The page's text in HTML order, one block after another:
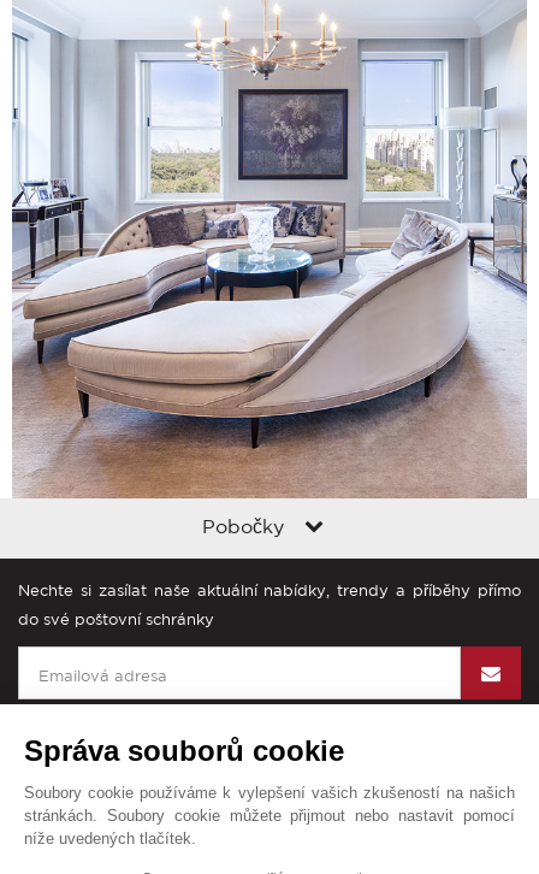
Pobočky
Nechte si zasílat naše aktuální nabídky, trendy a příběhy přímo
do své poštovní schránky
John Taylor na světě
Všeobecné obchodní podmínky
Správa souborů cookie
Soubory cookie používáme k vylepšení vašich zkušeností na našich
stránkách. Soubory cookie můžete přijmout nebo nastavit pomocí
níže uvedených tlačítek.